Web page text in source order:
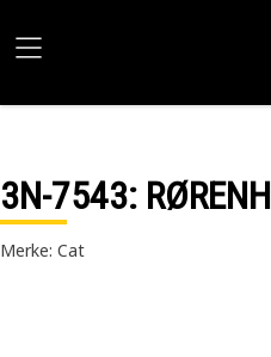
3N-7543:
Merke: Cat